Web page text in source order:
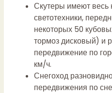
Скутеры имеют весь
светотехники,
некоторых 50
тормоз дисковый) и
передвижение по
км/ч.
Снегоход
передвижения по